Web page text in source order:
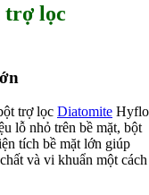
trợ lọc
trợ lọc Diatomite Hyflo
lỗ nhỏ trên bề mặt, bột
tích bề mặt lớn giúp
và vi khuẩn một cách